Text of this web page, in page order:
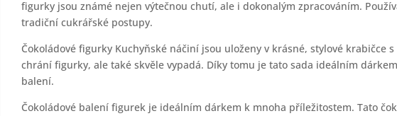
figurky jsou známé nejen výtečnou chutí, ale i dokonalým zpracováním.
tradiční cukrářské postupy.
Čokoládové figurky Kuchyňské náčiní jsou uloženy v krásné, stylové krabičce
chrání figurky, ale také skvěle vypadá. Díky tomu je tato sada ideálním
balení.
Čokoládové balení figurek je ideálním dárkem k mnoha příležitostem. Tato